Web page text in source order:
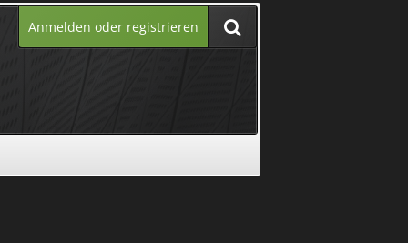
Anmelden oder registrieren